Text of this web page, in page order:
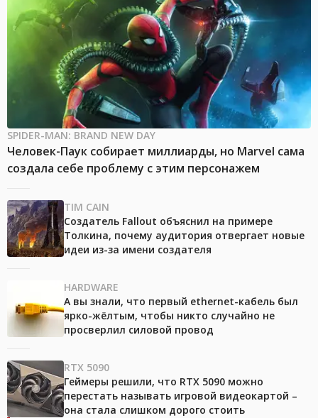
SPIDER-MAN: BRAND NEW DAY
Человек-Паук собирает миллиарды, но Marvel сама
создала себе проблему с этим персонажем
TIM CAIN
Создатель Fallout объяснил на примере
Толкина, почему аудитория отвергает новые
идеи из-за имени создателя
HARDWARE
А вы знали, что первый ethernet-кабель был
ярко-жёлтым, чтобы никто случайно не
просверлил силовой провод
RTX 5090
Геймеры решили, что RTX 5090 можно
перестать называть игровой видеокартой –
она стала слишком дорого стоить